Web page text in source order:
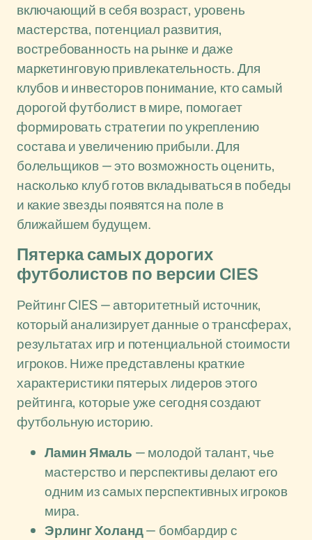
включающий в себя возраст, уровень
мастерства, потенциал развития,
востребованность на рынке и даже
маркетинговую привлекательность. Для
клубов и инвесторов понимание, кто самый
дорогой футболист в мире, помогает
формировать стратегии по укреплению
состава и увеличению прибыли. Для
болельщиков — это возможность оценить,
насколько клуб готов вкладываться в победы
и какие звезды появятся на поле в
ближайшем будущем.
Пятерка самых дорогих
футболистов по версии CIES
Рейтинг CIES — авторитетный источник,
который анализирует данные о трансферах,
результатах игр и потенциальной стоимости
игроков. Ниже представлены краткие
характеристики пятерых лидеров этого
рейтинга, которые уже сегодня создают
футбольную историю.
Ламин Ямаль — молодой талант, чье
мастерство и перспективы делают его
одним из самых перспективных игроков
мира.
Эрлинг Холанд— бомбардир с